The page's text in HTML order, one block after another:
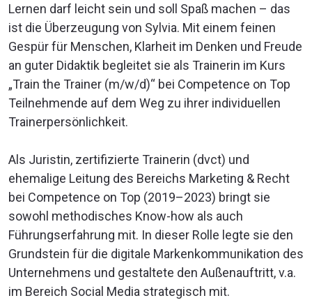
Lernen darf leicht sein und soll Spaß machen – das
ist die Überzeugung von Sylvia. Mit einem feinen
Gespür für Menschen, Klarheit im Denken und Freude
an guter Didaktik begleitet sie als Trainerin im Kurs
„Train the Trainer (m/w/d)“ bei Competence on Top
Teilnehmende auf dem Weg zu ihrer individuellen
Trainerpersönlichkeit.
Als Juristin, zertifizierte Trainerin (dvct) und
ehemalige Leitung des Bereichs Marketing & Recht
bei Competence on Top (2019–2023) bringt sie
sowohl methodisches Know-how als auch
Führungserfahrung mit. In dieser Rolle legte sie den
Grundstein für die digitale Markenkommunikation des
Unternehmens und gestaltete den Außenauftritt, v.a.
im Bereich Social Media strategisch mit.